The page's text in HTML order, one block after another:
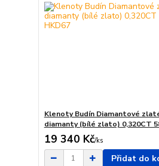
Klenoty Budín Diamantové
diamanty (bílé zlato) 0,320CT
19 340 Kč/ks
Přidat do